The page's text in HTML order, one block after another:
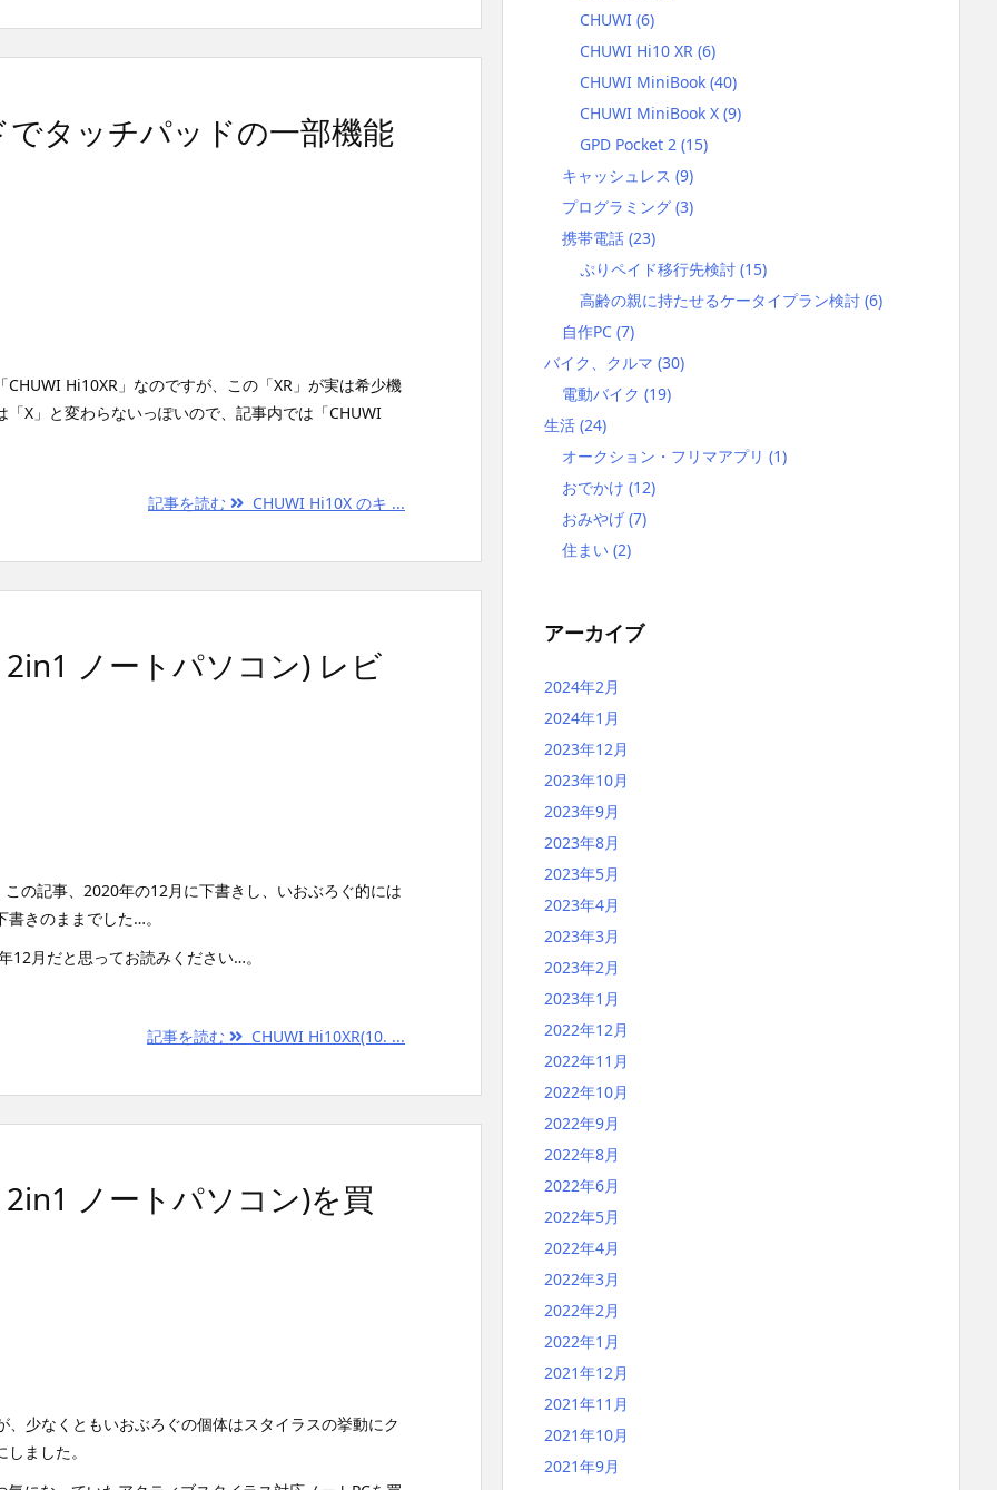
タッチパッドの一部機能
CHUWI Hi10XR」なのですが、この「XR」が実は希少機
「X」と変わらないっぽいので、記事内では「CHUWI
記事を読む CHUWI Hi10X のキ ...
ノートパソコン) レビ
の記事、2020年の12月に下書きし、いおぶろぐ的には
きのままでした…。
12月だと思ってお読みください…。
記事を読む
CHUWI Hi10XR(10. ...
ノートパソコン)を買
、少なくともいおぶろぐの個体はスタイラスの挙動にク
ました。
CHUWI (6)
CHUWI Hi10 XR (6)
CHUWI MiniBook (40)
CHUWI MiniBook X (9)
GPD Pocket 2 (15)
キャッシュレス (9)
プログラミング (3)
携帯電話 (23)
ぷりペイド移行先検討 (15)
高齢の親に持たせるケータイプラン検討 (6)
自作PC (7)
バイク、クルマ (30)
電動バイク (19)
生活 (24)
オークション・フリマアプリ (1)
おでかけ (12)
おみやげ (7)
住まい (2)
アーカイブ
2024年2月
2024年1月
2023年12月
2023年10月
2023年9月
2023年8月
2023年5月
2023年4月
2023年3月
2023年2月
2023年1月
2022年12月
2022年11月
2022年10月
2022年9月
2022年8月
2022年6月
2022年5月
2022年4月
2022年3月
2022年2月
2022年1月
2021年12月
2021年11月
2021年10月
2021年9月